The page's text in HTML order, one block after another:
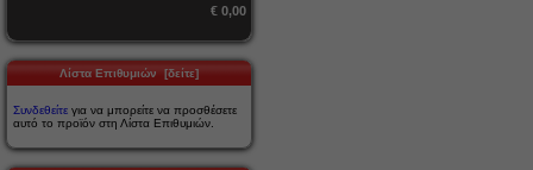
€ 0,00
Λίστα Επιθυμιών [δείτε]
Συνδεθείτε για να μπορείτε να προσθέσετε
αυτό το προϊόν στη Λίστα Επιθυμιών.